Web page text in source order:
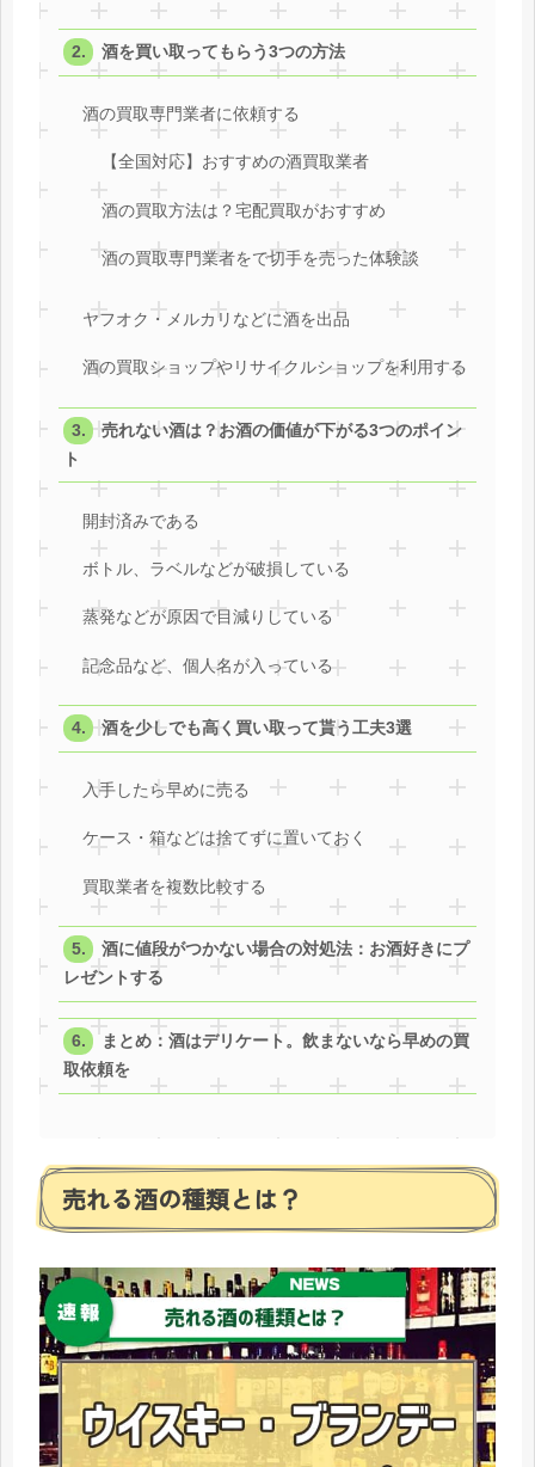
酒を買い取ってもらう3つの方法
酒の買取専門業者に依頼する
【全国対応】おすすめの酒買取業者
酒の買取方法は？宅配買取がおすすめ
酒の買取専門業者をで切手を売った体験談
ヤフオク・メルカリなどに酒を出品
酒の買取ショップやリサイクルショップを利用する
売れない酒は？お酒の価値が下がる3つのポイン
ト
開封済みである
ボトル、ラベルなどが破損している
蒸発などが原因で目減りしている
記念品など、個人名が入っている
酒を少しでも高く買い取って貰う工夫3選
入手したら早めに売る
ケース・箱などは捨てずに置いておく
買取業者を複数比較する
酒に値段がつかない場合の対処法：お酒好きにプ
レゼントする
まとめ：酒はデリケート。飲まないなら早めの買
取依頼を
売れる酒の種類とは？